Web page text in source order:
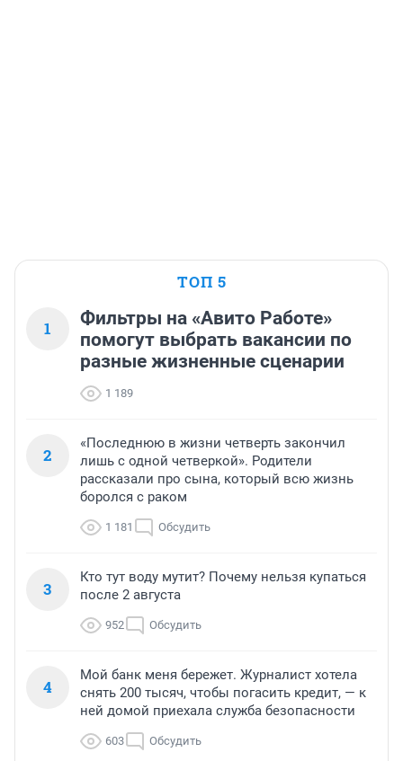
ТОП 5
1
Фильтры на «Авито Работе»
помогут выбрать вакансии по
разные жизненные сценарии
1 189
2
«Последнюю в жизни четверть закончил
лишь с одной четверкой». Родители
рассказали про сына, который всю жизнь
боролся с раком
1 181 Обсудить
3
Кто тут воду мутит? Почему нельзя купаться
после 2 августа
952 Обсудить
4
Мой банк меня бережет. Журналист хотела
снять 200 тысяч, чтобы погасить кредит, — к
ней домой приехала служба безопасности
603 Обсудить